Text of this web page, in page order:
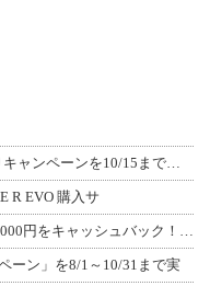
新型「RESO」インカム発売記念！ 下取りキャンペーンを10/15まで延長して開
R EVO 購入サ
B+COM 最新モデル購入・下取りで最大9,000円をキャッシュバック！「B+F
ーン」を8/1～10/31まで実